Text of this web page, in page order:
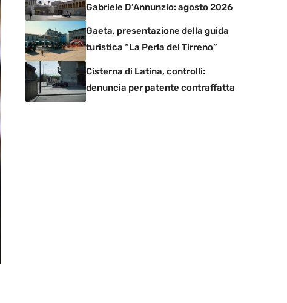
Gabriele D’Annunzio: agosto 2026
Gaeta, presentazione della guida
turistica “La Perla del Tirreno”
Cisterna di Latina, controlli:
denuncia per patente contraffatta